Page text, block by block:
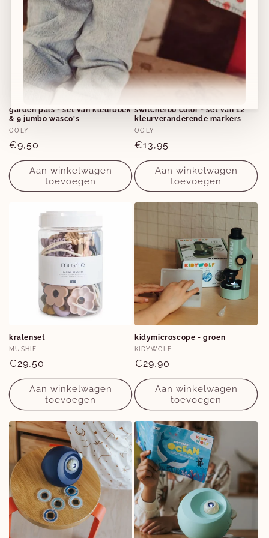
garden pals - set van kleurboek
& 9 jumbo wasco's
Verkoper:
OOLY
Normale
prijs
€9,50
Aan winkelwagen
toevoegen
switcheroo color - set van 12
kleurveranderende markers
Verkoper:
OOLY
Normale
prijs
€13,95
Aan winkelwagen
toevoegen
kralenset
Verkoper:
MUSHIE
Normale
prijs
€29,50
Aan winkelwagen
toevoegen
kidymicroscope - groen
Verkoper:
KIDYWOLF
Normale
prijs
€29,90
Aan winkelwagen
toevoegen
Nieuwe collecties!
Nieuwe herfst-winter collecties in ons clubje &
nu ookonline!